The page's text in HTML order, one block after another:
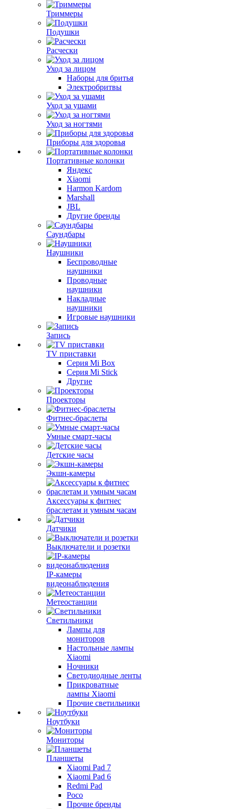
Триммеры
Подушки
Расчески
Уход за лицом
Наборы для бритья
Электробритвы
Уход за ушами
Уход за ногтями
Приборы для здоровья
Портативные колонки
Яндекс
Xiaomi
Harmon Kardom
Marshall
JBL
Другие бренды
Саундбары
Наушники
Беспроводные
наушники
Проводные
наушники
Накладные
наушники
Игровые наушники
Запись
TV приставки
Серия Mi Box
Серия Mi Stick
Другие
Проекторы
Фитнес-браслеты
Умные смарт-часы
Детские часы
Экшн-камеры
Аксессуары к фитнес
браслетам и умным часам
Датчики
Выключатели и розетки
IP-камеры
видеонаблюдения
Метеостанции
Светильники
Лампы для
мониторов
Настольные лампы
Xiaomi
Ночники
Светодиодные ленты
Прикроватные
лампы Xiaomi
Прочие светильники
Ноутбуки
Мониторы
Планшеты
Xiaomi Pad 7
Xiaomi Pad 6
Redmi Pad
Poco
Прочие бренды